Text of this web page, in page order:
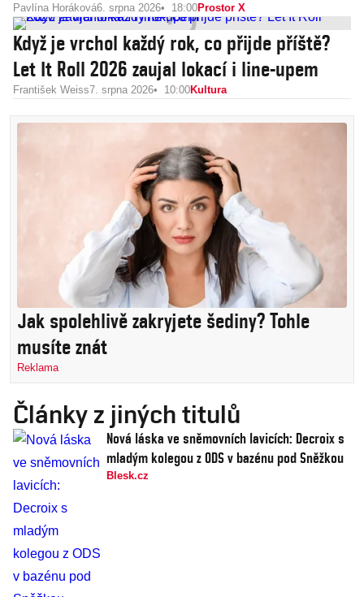
Pavlína Horáková6. srpna 2026 18:00Prostor X
Když je vrchol každý rok, co přijde příště?
Let It Roll 2026 zaujal lokací i line-upem
František Weiss7. srpna 2026 10:00Kultura
Jak spolehlivě zakryjete šediny? Tohle
musíte znát
Reklama
Články z jiných titulů
Nová láska ve sněmovních lavicích: Decroix s
mladým kolegou z ODS v bazénu pod Sněžkou
Blesk.cz